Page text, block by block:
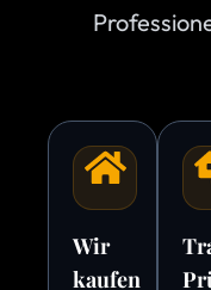
Wir
kaufen